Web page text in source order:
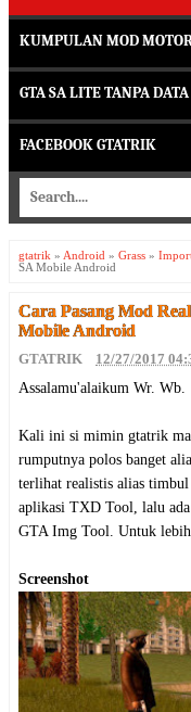
KUMPULAN MOD
GTA SA LITE TANPA DATA
FACEBOOK GTATRIK
gtatrik » Android » Grass »
SA Mobile Android
Cara Pasang Mod
Mobile Android
GTATRIK 12/27/2017
Assalamu'alaikum Wr. Wb.
Kali ini si mimin gtatrik
rumputnya polos banget
terlihat realistis alias
aplikasi TXD Tool, lalu
GTA Img Tool. Untuk
Screenshot